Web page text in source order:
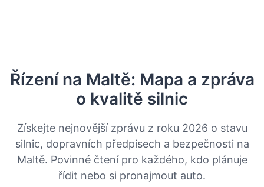
Řízení na Maltě: Mapa a zpráva
o kvalitě silnic
Získejte nejnovější zprávu z roku 2026 o stavu
silnic, dopravních předpisech a bezpečnosti na
Maltě. Povinné čtení pro každého, kdo plánuje
řídit nebo si pronajmout auto.